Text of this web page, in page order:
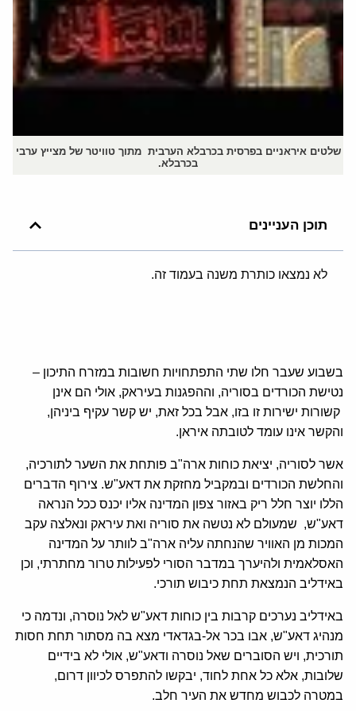
שלטים איראניים בפרסית בכרבלא הערבית מתוך טוויטר של מצייץ ערבי
בכרבלא.
תוכן העניינים
לא נמצאו כותרת משנה בעמוד זה.
בשבוע שעבר חלו שתי התפתחויות חשובות במזרח התיכון –
נטישת הכורדים בסוריה, וההפגנות בעיראק, אולי הם אינן
קשורות ישירות זו בזו, אבל בכל זאת, יש קשר עקיף ביניהן,
והקשר אינו עומד לטובתה איראן.
אשר לסוריה, יציאת כוחות ארה"ב פותחת את השער לתורכיה,
והחלשת הכורדים ובמקביל מחזקת את דאע"ש. צירוף הדברים
הללו יוצר חלל ריק באזור צפון המדינה אליו יכנס ככל הנראה
דאע"ש, שמעולם לא נטשה את סוריה ואת עיראק ונאלצה עקב
המכות מן האוויר שהנחתה עליה ארה"ב לוותר על המדינה
האסלאמית ולהיערך במדבר הסורי לפעילות טרור מחתרתי, וכן
באידליב הנמצאת תחת כיבוש תורכי.
באידליב נערכים קרבות בין כוחות דאע"ש לאל נוסרה, ונדמה כי
מנהיג דאע"ש, אבו בכר אל-בגדאדי מצא בה מסתור תחת חסות
תורכית, ויש הסוברים שאל נוסרה ודאע"ש, אולי לא בידיים
שלובות, אלא כל אחת לחוד, יבקשו להתפרס לכיוון דרום,
במטרה לכבוש מחדש את העיר חלב.